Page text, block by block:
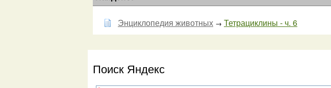
Энциклопедия животных → Тетрациклины - ч. 6
Поиск Яндекс